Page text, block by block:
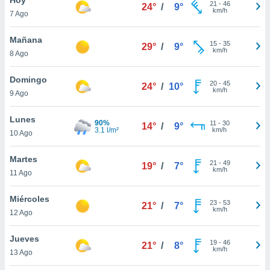
en
más
nuestra
de
cookies
aceptar
7 Ago
24° / 9° 21 - 46
km/h
Mañana
8 Ago
29° / 9° 15- 35
km/h
Domingo
9 Ago
24° / 10° 20- 45
km/h
Lunes
10 Ago
90%
3.1 l/m²
14° / 9° 11 - 30
km/h
Martes
11 Ago
19° / 7° 21 - 49
km/h
Miércoles
12 Ago
21° / 7° 23- 53
km/h
Jueves
13 Ago
21° / 8° 19- 46
km/h